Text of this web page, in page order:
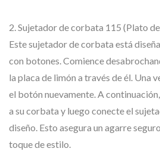
2. Sujetador de corbata 115 (Plato
Este sujetador de corbata está
con botones. Comience
la placa de limón a través de él. Una
el botón nuevamente. A
a su corbata y luego conecte el
diseño. Esto asegura un agarre
toque de estilo.